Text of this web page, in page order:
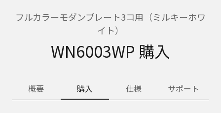
フルカラーモダンプレート3コ用（ミルキーホワ
イト）
WN6003WP 購入
概要 購入 仕様 サポート